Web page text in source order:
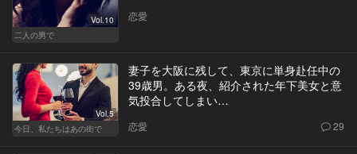
Vol.10
二人の男で
恋愛
Vol.5
今日、私たちはあの街で
妻子を大阪に残して、東京に単身赴任中の
39歳男。ある夜、紹介された年下美女と意
気投合してしまい…
恋愛 29